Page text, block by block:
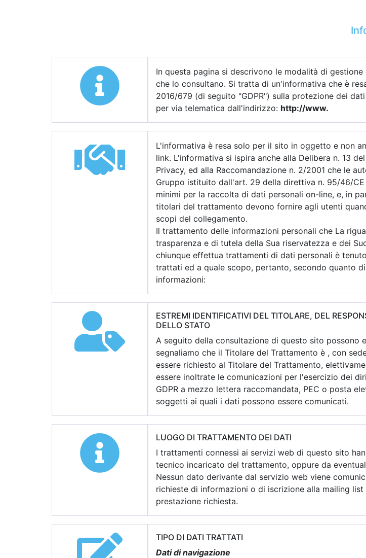
In questa pagina si descrivono le modalità di
che lo consultano. Si tratta di un'informativa che è
2016/679 (di seguito "GDPR") sulla protezione dei
per via telematica dall'indirizzo: http://www.
L'informativa è resa solo per il sito in oggetto e non
link. L'informativa si ispira anche alla Delibera n. 13
Privacy, ed alla Raccomandazione n. 2/2001 che le
Gruppo istituito dall'art. 29 della direttiva n. 95/46/
minimi per la raccolta di dati personali on-line, e, in
titolari del trattamento devono fornire agli utenti
scopi del collegamento.
Il trattamento delle informazioni personali che La
trasparenza e di tutela della Sua riservatezza e dei
chiunque effettua trattamenti di dati personali è
trattati ed a quale scopo, pertanto, secondo quanto
informazioni:
ESTREMI IDENTIFICATIVI DEL TITOLARE, DEL
DELLO STATO
A seguito della consultazione di questo sito
segnaliamo che il Titolare del Trattamento è , con
essere richiesto al Titolare del Trattamento,
essere inoltrate le comunicazioni per l'esercizio dei
GDPR a mezzo lettera raccomandata, PEC o posta
soggetti ai quali i dati possono essere comunicati.
LUOGO DI TRATTAMENTO DEI DATI
I trattamenti connessi ai servizi web di questo sito
tecnico incaricato del trattamento, oppure da
Nessun dato derivante dal servizio web viene
richieste di informazioni o di iscrizione alla mailing
prestazione richiesta.
TIPO DI DATI TRATTATI
Dati di navigazione